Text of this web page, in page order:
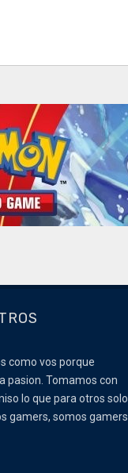
como vos porque
pasion. Tomamos con
lo que para otros solo
gamers, somos gamers.